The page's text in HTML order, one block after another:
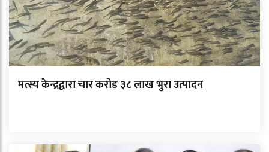
मत्स्य केन्द्रद्वारा चार करोड ३८ लाख भुरा उत्पादन